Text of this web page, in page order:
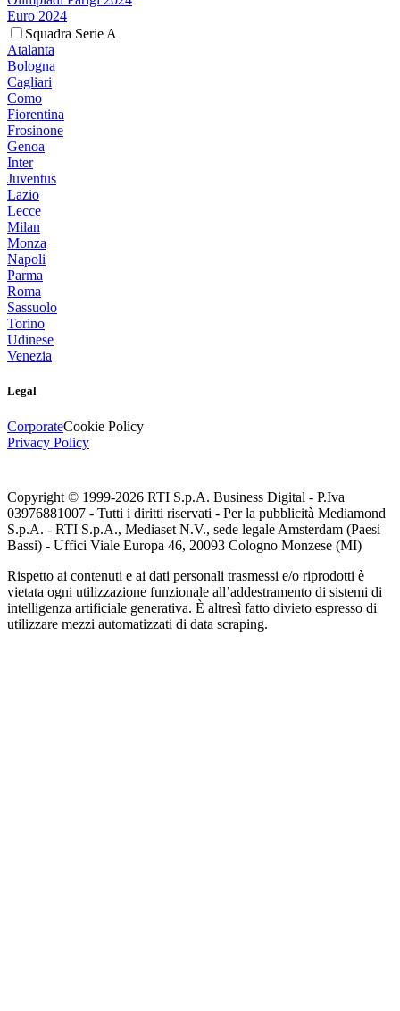
Euro 2024
Squadra Serie A
Atalanta
Bologna
Cagliari
Como
Fiorentina
Frosinone
Genoa
Inter
Juventus
Lazio
Lecce
Milan
Monza
Napoli
Parma
Roma
Sassuolo
Torino
Udinese
Venezia
Legal
CorporateCookie Policy
Privacy Policy
Copyright © 1999-2026 RTI S.p.A. Business Digital - P.Iva
03976881007 - Tutti i diritti riservati - Per la pubblicità Mediamond
S.p.A. - RTI S.p.A., Mediaset N.V., sede legale Amsterdam (Paesi
Bassi) - Uffici Viale Europa 46, 20093 Cologno Monzese (MI)
Rispetto ai contenuti e ai dati personali trasmessi e/o riprodotti è
vietata ogni utilizzazione funzionale all’addestramento di sistemi di
intelligenza artificiale generativa. È altresì fatto divieto espresso di
utilizzare mezzi automatizzati di data scraping.